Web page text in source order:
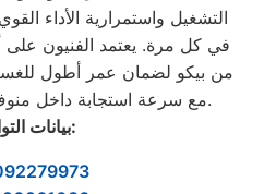
التشغيل واستمرارية الأداء
في كل مرة. يعتمد الفنيون على
من بيكو لضمان عمر أطول
مع سرعة استجابة داخل منوف وجميع المناطق المجاورة.
بيانات التواصل: